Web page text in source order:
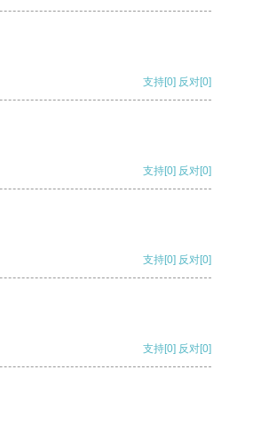
支持[0] 反对[0]
支持[0] 反对[0]
支持[0] 反对[0]
支持[0] 反对[0]